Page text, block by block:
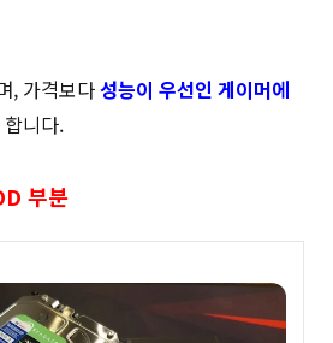
, 가격보다성능이 우선인 게이머에
니다.
부분